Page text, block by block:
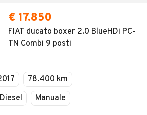
€ 17.850
FIAT ducato boxer 2.0 BlueHDi PC-
TN Combi 9 posti
78.400 km
Diesel Manuale